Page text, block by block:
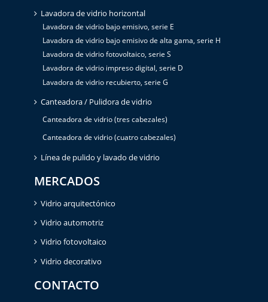
Lavadora de vidrio horizontal
Lavadora de vidrio bajo emisivo, serie E
Lavadora de vidrio bajo emisivo de alta gama, serie H
Lavadora de vidrio fotovoltaico, serie S
Lavadora de vidrio impreso digital, serie D
Lavadora de vidrio recubierto, serie G
Canteadora / Pulidora de vidrio
Canteadora de vidrio (tres cabezales)
Canteadora de vidrio (cuatro cabezales)
Línea de pulido y lavado de vidrio
MERCADOS
Vidrio arquitectónico
Vidrio automotriz
Vidrio fotovoltaico
Vidrio decorativo
CONTACTO